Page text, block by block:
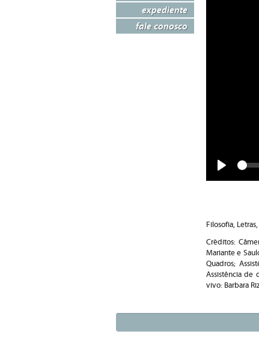
expediente
fale conosco
Filosofia,
Créditos:
Mariante e
Quadros;
Assistência de
vivo: Barbara